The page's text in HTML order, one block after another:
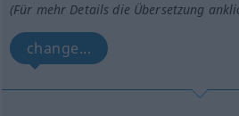
(Für mehr Details die Übersetzung
change...